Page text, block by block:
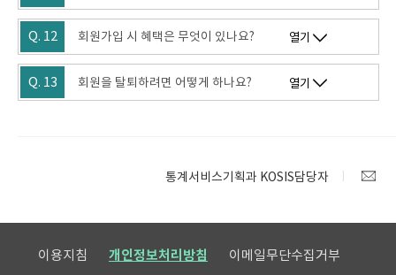
Q. 12 회원가입 시 혜택은 무엇이 있나요? 열기
Q. 13 회원을 탈퇴하려면 어떻게 하나요? 열기
통계서비스기획과 KOSIS담당자
이용지침 개인정보처리방침 이메일무단수집거부